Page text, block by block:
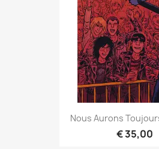
Nous Aurons
€ 35,00